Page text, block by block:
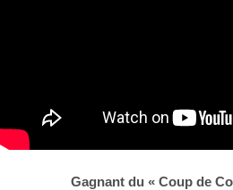
Gagnant du « Coup de